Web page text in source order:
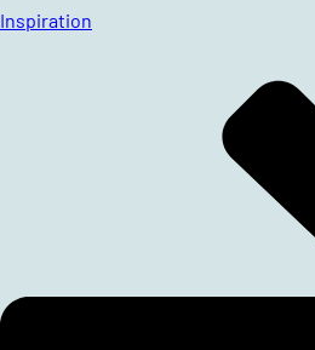
Inspiration